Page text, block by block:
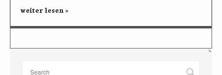
weiter lesen »